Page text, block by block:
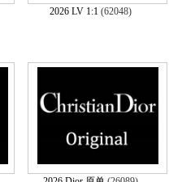
2026 LV 1:1(62048)